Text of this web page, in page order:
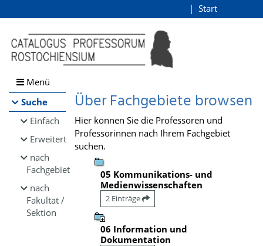
Browsen
direkt zum Inhalt
Start
Menü
Suche
Einfach
Erweitert
nach
Fachgebiet
nach
Fakultät /
Sektion
Über Fachgebiete browsen
Hier können Sie die Professoren und
Professorinnen nach Ihrem Fachgebiet
suchen.
05 Kommunikations- und
Medienwissenschaften
2 Einträge
06 Information und
Dokumentation